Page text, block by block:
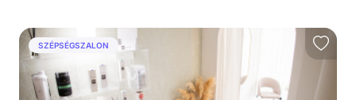
SZÉPSÉGSZALON